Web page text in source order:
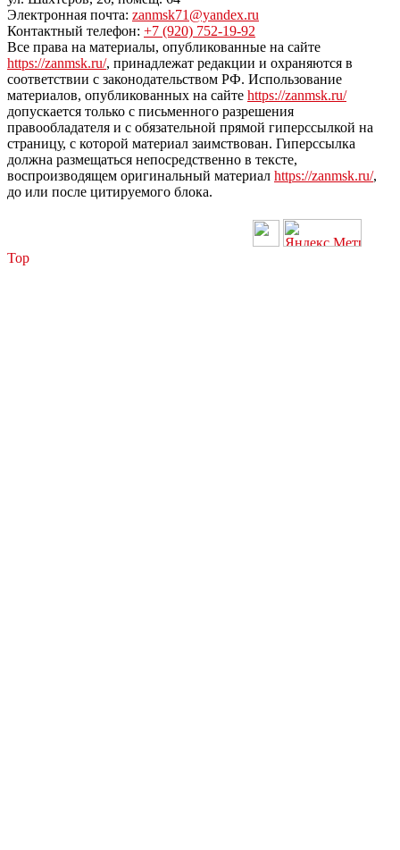
Электронная почта: zanmsk71@yandex.ru
Контактный телефон: +7 (920) 752-19-92
Все права на материалы, опубликованные на сайте
https://zanmsk.ru/, принадлежат редакции и охраняются в
соответствии с законодательством РФ. Использование
материалов, опубликованных на сайте https://zanmsk.ru/
допускается только с письменного разрешения
правообладателя и с обязательной прямой гиперссылкой на
страницу, с которой материал заимствован. Гиперссылка
должна размещаться непосредственно в тексте,
воспроизводящем оригинальный материал https://zanmsk.ru/,
до или после цитируемого блока.
Top